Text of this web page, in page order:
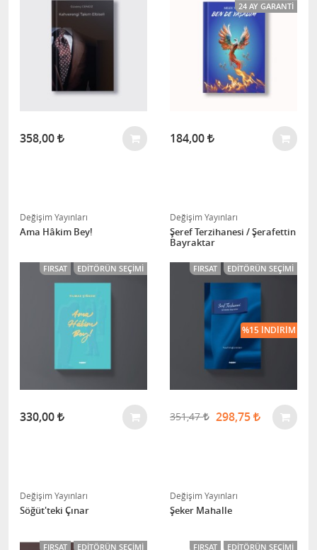
358,00
24 AY GARANTI
184,00
Değişim Yayınları
Ama Hâkim Bey!
FIRSAT EDITÖRÜN SEÇIMI
330,00
Değişim Yayınları
Şeref Terzihanesi / Şerafettin
Bayraktar
FIRSAT EDITÖRÜN SEÇIMI
351,47 298,75
%15 İNDIRIM
Değişim Yayınları
Söğüt'teki Çınar
FIRSAT
EDITÖRÜN SEÇIMI
Değişim Yayınları
Şeker Mahalle
FIRSAT EDITÖRÜN SEÇIMI